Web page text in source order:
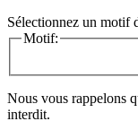
Sélectionnez un motif
Motif:
Nous vous rappelons
interdit.